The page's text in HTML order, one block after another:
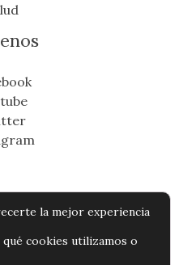
reservados -
la mejor experiencia
cookies utilizamos o